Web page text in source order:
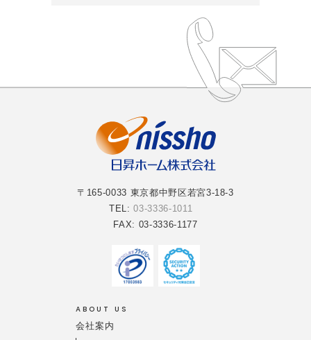
〒165-0033 東京都中野区若宮3-18-3
TEL:03-3336-1011
FAX: 03-3336-1177
ABOUT US
会社案内